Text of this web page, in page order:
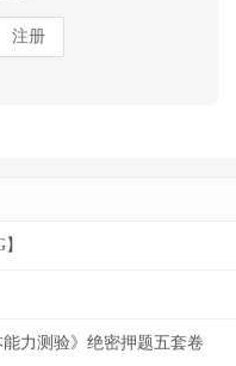
注册
力测验》绝密押题五套卷